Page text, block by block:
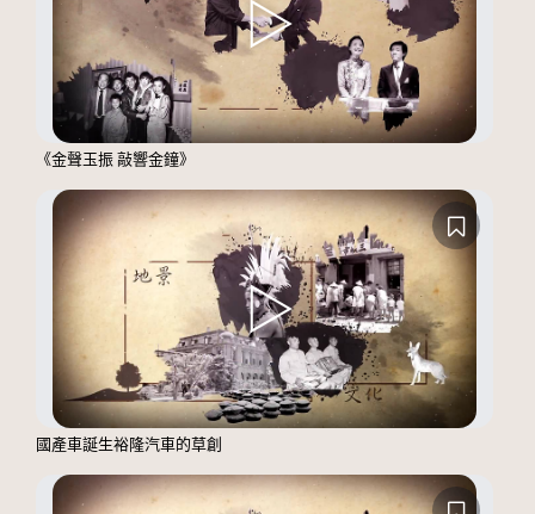
《金聲玉振 敲響金鐘》
國產車誕生裕隆汽車的草創